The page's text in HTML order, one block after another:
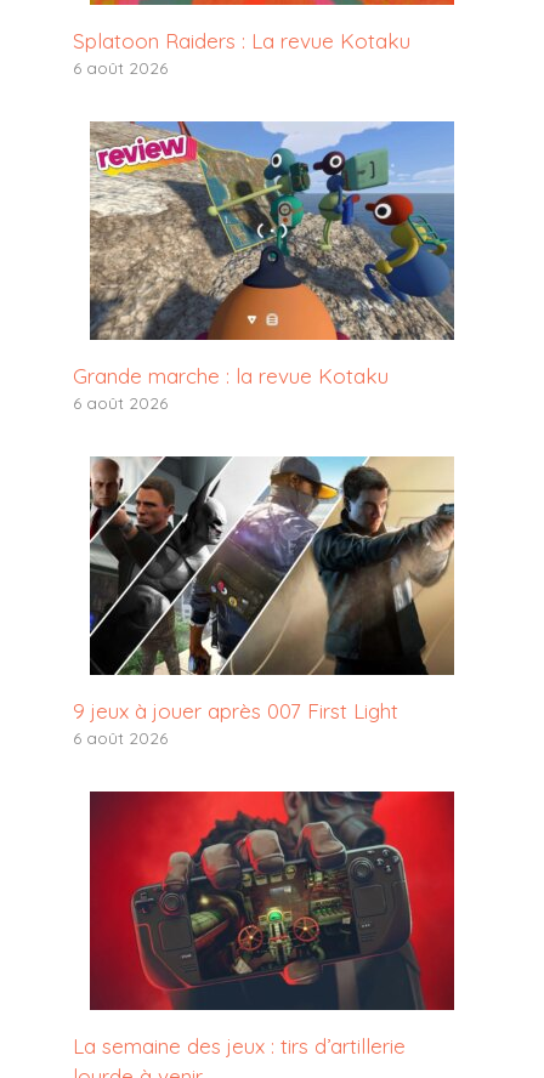
Splatoon Raiders : La revue Kotaku
6 août 2026
Grande marche : la revue Kotaku
6 août 2026
9 jeux à jouer après 007 First Light
6 août 2026
La semaine des jeux : tirs d’artillerie